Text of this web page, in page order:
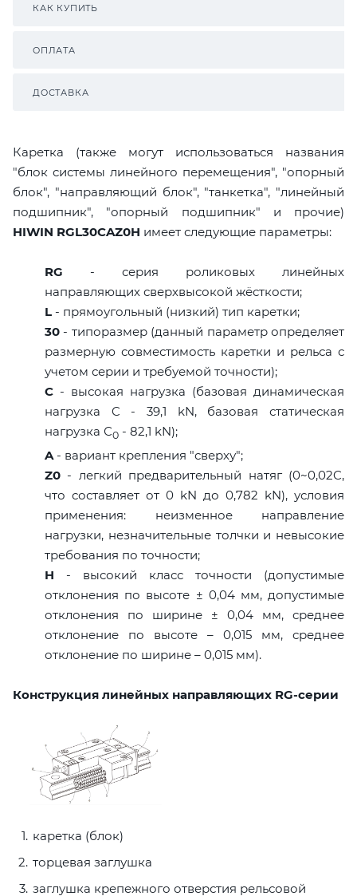
КАК КУПИТЬ
ОПЛАТА
ДОСТАВКА
Каретка (также могут использоваться названия
"блок системы линейного перемещения", "опорный
блок", "направляющий блок", "танкетка", "линейный
подшипник", "опорный подшипник" и прочие)
HIWIN RGL30CAZ0H имеет следующие параметры:
RG - серия роликовых линейных
направляющих сверхвысокой жёсткости;
L - прямоугольный (низкий) тип каретки;
30 - типоразмер (данный параметр определяет
размерную совместимость каретки и рельса с
учетом серии и требуемой точности);
C - высокая нагрузка (базовая динамическая
нагрузка C - 39,1 kN, базовая статическая
нагрузка С0 - 82,1 kN);
A- вариант крепления "сверху";
Z0 - легкий предварительный натяг (0~0,02C,
что составляет от 0 kN до 0,782 kN), условия
применения: неизменное направление
нагрузки, незначительные толчки и невысокие
требования по точности;
H - высокий класс точности (допустимые
отклонения по высоте ± 0,04 мм, допустимые
отклонения по ширине ± 0,04 мм, среднее
отклонение по высоте – 0,015 мм, среднее
отклонение по ширине – 0,015 мм).
Конструкция линейных направляющих RG-серии
каретка (блок)
торцевая заглушка
заглушка крепежного отверстия рельсовой